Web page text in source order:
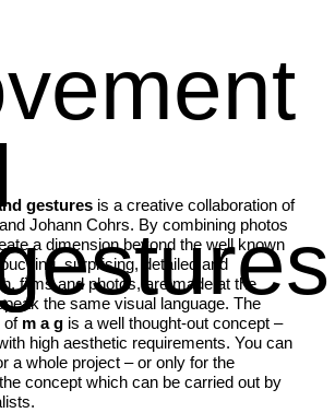
gestures is a creative collaboration of
Johann Cohrs. By combining photos
a dimension beyond the well known
surprising, detailed and
films and photos, are made at the
the same visual language. The
of m a gis a well thought-out concept –
high aesthetic requirements. You can
a whole project – or only for the
concept which can be carried out by